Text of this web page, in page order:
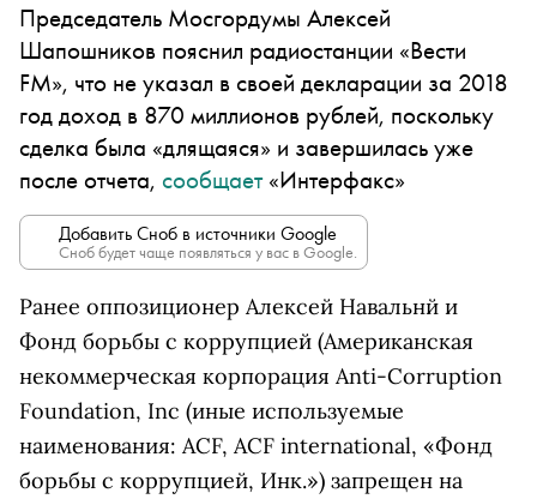
Председатель Мосгордумы Алексей
Шапошников пояснил радиостанции «Вести
FM», что не указал в своей декларации за 2018
год доход в 870 миллионов рублей, поскольку
сделка была «длящаяся» и завершилась уже
после отчета, сообщает«Интерфакс»
Добавить Сноб в источники Google
Сноб будет чаще появляться у вас в Google.
Ранее оппозиционер Алексей Навальнй и
Фонд борьбы с коррупцией (Американская
некоммерческая корпорация Anti-Corruption
Foundation, Inc (иные используемые
наименования: ACF, ACF international, «Фонд
борьбы с коррупцией, Инк.») запрещен на